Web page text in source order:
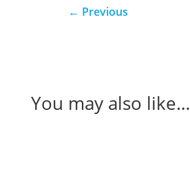
← Previous
You may also like…